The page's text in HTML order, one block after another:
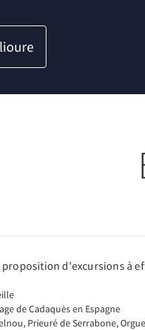
proposition d'excursions à
de Cadaquès en Espagne
Prieuré de Serrabone,